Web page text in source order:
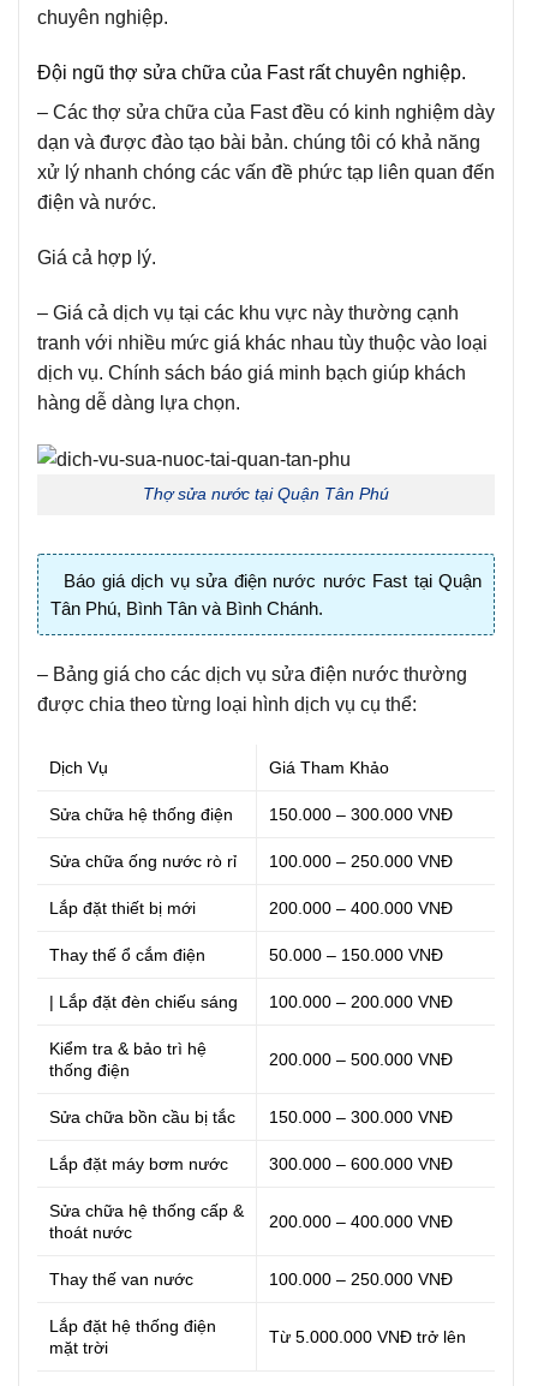
chuyên nghiệp.
Đội ngũ thợ sửa chữa của Fast rất chuyên nghiệp.
– Các thợ sửa chữa của Fast đều có kinh nghiệm dày
dạn và được đào tạo bài bản. chúng tôi có khả năng
xử lý nhanh chóng các vấn đề phức tạp liên quan đến
điện và nước.
Giá cả hợp lý.
– Giá cả dịch vụ tại các khu vực này thường cạnh
tranh với nhiều mức giá khác nhau tùy thuộc vào loại
dịch vụ. Chính sách báo giá minh bạch giúp khách
hàng dễ dàng lựa chọn.
Thợ sửa nước tại Quận Tân Phú
Báo giá dịch vụ sửa điện nước nước Fast tại Quận
Tân Phú, Bình Tân và Bình Chánh.
– Bảng giá cho các dịch vụ sửa điện nước thường
được chia theo từng loại hình dịch vụ cụ thể:
Dịch Vụ Giá Tham Khảo
Sửa chữa hệ thống điện 150.000 – 300.000 VNĐ
Sửa chữa ống nước rò rỉ 100.000 – 250.000 VNĐ
Lắp đặt thiết bị mới 200.000 – 400.000 VNĐ
Thay thế ổ cắm điện 50.000 – 150.000 VNĐ
| Lắp đặt đèn chiếu sáng 100.000 – 200.000 VNĐ
Kiểm tra & bảo trì hệ
thống điện
200.000 – 500.000 VNĐ
Sửa chữa bồn cầu bị tắc 150.000 – 300.000 VNĐ
Lắp đặt máy bơm nước 300.000 – 600.000 VNĐ
Sửa chữa hệ thống cấp &
thoát nước
200.000 – 400.000 VNĐ
Thay thế van nước 100.000 – 250.000 VNĐ
Lắp đặt hệ thống điện
mặt trời
Từ 5.000.000 VNĐ trở lên